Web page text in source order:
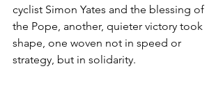
cyclist Simon Yates and the blessing of
the Pope, another, quieter victory took
shape, one woven not in speed or
strategy, but in solidarity.